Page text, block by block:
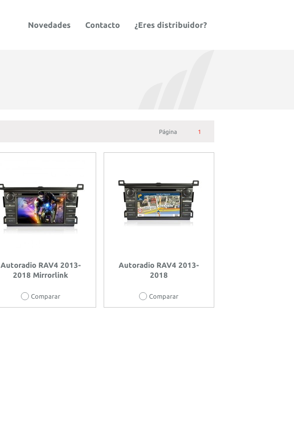
Novedades Contacto ¿Eres distribuidor?
Página 1
Autoradio RAV4 2013-
2018 Mirrorlink
Comparar
Autoradio RAV4 2013-
2018
Comparar